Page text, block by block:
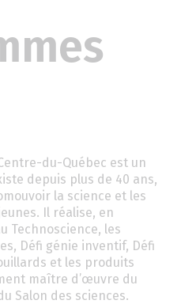
du-Québec est un
depuis plus de 40 ans,
la science et les
Il réalise, en
Technoscience, les
Défi génie inventif, Défi
et les produits
maître d’œuvre du
Salon des sciences.